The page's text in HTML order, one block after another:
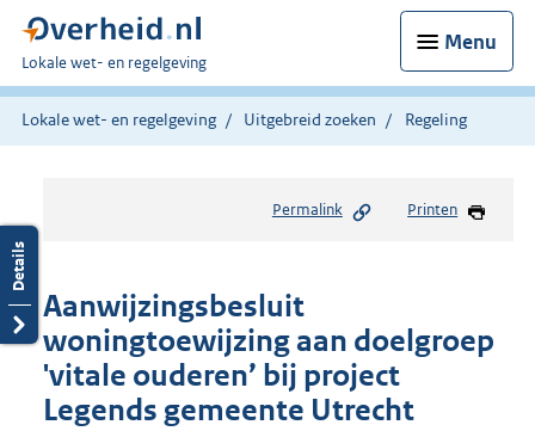
Menu
U
bent
hier:
Lokale wet- en regelgeving
Lokale wet- en regelgeving Uitgebreid zoeken Regeling
Permalink Printen
Aanwijzingsbesluit
woningtoewijzing aan doelgroep
'vitale ouderen’ bij project
Legends gemeente Utrecht